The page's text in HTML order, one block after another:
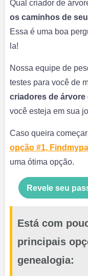
Qual criador de
os caminhos de
Essa é uma boa
la!
Nossa equipe de
testes para você de
criadores de árvore
você esteja em sua
Caso queira
opção #1,
uma ótima opção.
Revele seu
Está com
principais
genealogia: